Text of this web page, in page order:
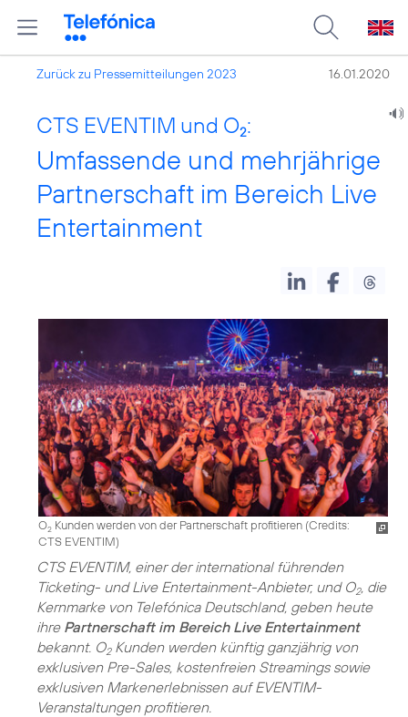
Zurück zu Pressemitteilungen 2023 16.01.2020
CTS EVENTIM und O2:
Umfassende und mehrjährige
Partnerschaft im Bereich Live
Entertainment
O2 Kunden werden von der Partnerschaft profitieren (Credits:
CTS EVENTIM)
CTS EVENTIM, einer der international führenden
Ticketing- und Live Entertainment-Anbieter, und O2, die
Kernmarke von Telefónica Deutschland, geben heute
ihre Partnerschaft im Bereich Live Entertainment
bekannt. O2Kunden werden künftig ganzjährig von
exklusiven Pre-Sales, kostenfreien Streamings sowie
exklusiven Markenerlebnissen auf EVENTIM-
Veranstaltungen profitieren.